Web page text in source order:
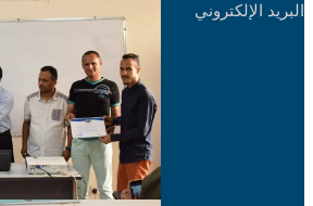
البريد الإلكتروني